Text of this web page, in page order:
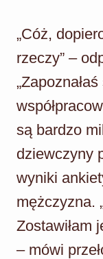
„Cóż,
rzeczy” –
są bardzo
dziewczyny
wyniki
mężczyzna.
Zostawiłam
– mówi